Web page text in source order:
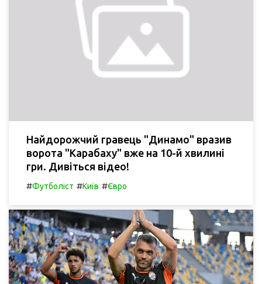
Найдорожчий гравець "Динамо" вразив
ворота "Карабаху" вже на 10-й хвилині
гри. Дивіться відео!
#Футболіст #Київ #Євро